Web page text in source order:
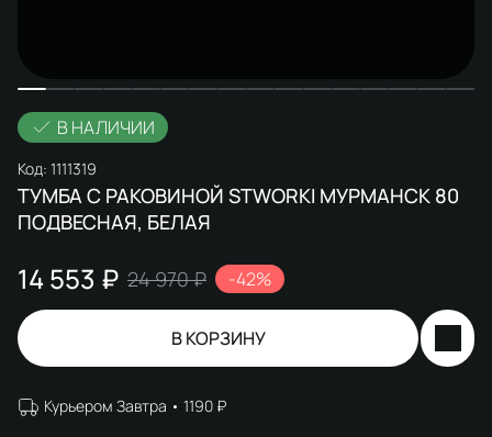
В НАЛИЧИИ
Код: 1111319
ТУМБА С РАКОВИНОЙ STWORKI МУРМАНСК 80
ПОДВЕСНАЯ, БЕЛАЯ
14 553 ₽ 24 970 ₽ -42%
В КОРЗИНУ
Курьером Завтра 1190 ₽